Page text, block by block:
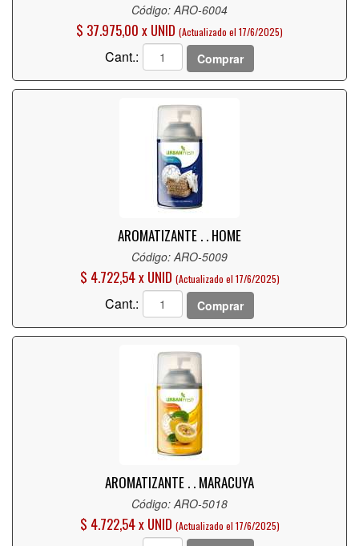
Código: ARO-6004
$ 37.975,00 x UNID (Actualizado el 17/6/2025)
Cant.: Comprar
AROMATIZANTE . . HOME
Código: ARO-5009
$ 4.722,54 x UNID (Actualizado el 17/6/2025)
Cant.: Comprar
AROMATIZANTE . . MARACUYA
Código: ARO-5018
$ 4.722,54 x UNID (Actualizado el 17/6/2025)